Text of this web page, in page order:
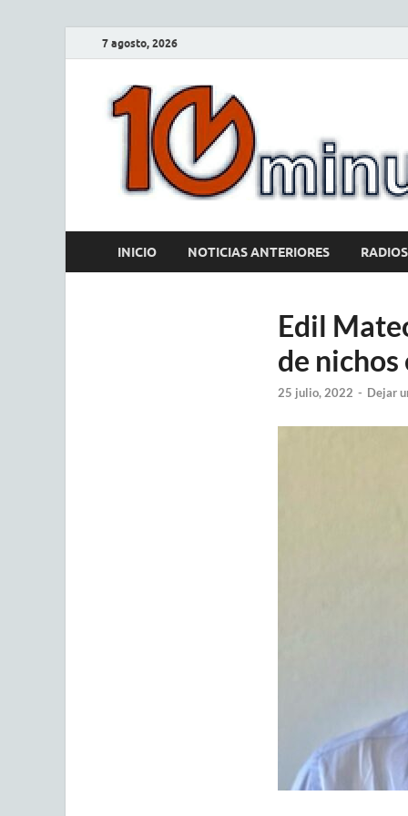
7 agosto, 2026
INICIO NOTICIAS ANTERIORES RADIOS
Edil
de
25 julio, 2022 - Dejar